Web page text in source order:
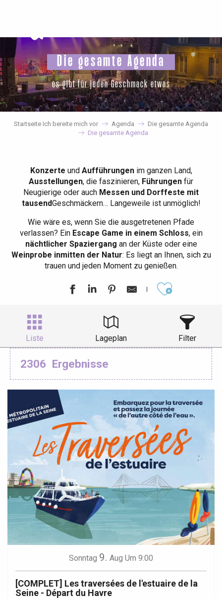
principal
Die gesamte Agenda
es gibt für jeden Geschmack etwas
Startseite Ich bereite mich vor Agenda
Die gesamte Agenda
Die gesamte Agenda
Konzerte und Aufführungenim ganzen Land,
Ausstellungen, die faszinieren, Führungen für
Neugierige oder auch Messen und Dorffeste mit
tausendGeschmäckern… Langeweile ist unmöglich!
Wie wäre es, wenn Sie die ausgetretenen Pfade
verlassen? EinEscape Game in einem Schloss, ein
nächtlicher Spaziergang an der Küste oder eine
Weinprobe inmitten der Natur: Es liegt an Ihnen, sich zu
trauen und jeden Moment zu genießen.
Liste Lageplan Filter
2306 Ergebnisse
Sonntag 9. Aug Um 9:00
[COMPLET] Les traversées de l'estuaire de la
Seine - Départ du Havre